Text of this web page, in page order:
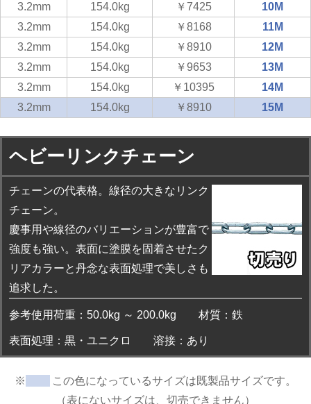
3.2mm
154.0kg ￥7425
10M
3.2mm
154.0kg ￥8168
11M
3.2mm
154.0kg ￥8910
12M
3.2mm
154.0kg ￥9653
13M
3.2mm
154.0kg ￥10395
14M
3.2mm
154.0kg ￥8910 15M
ヘビーリンクチェーン
チェーンの代表格。線径の大きなリンク
チェーン。
慶事用や線径のバリエーションが豊富で
強度も強い。表面に塗膜を固着させたク
リアカラーと丹念な表面処理で美しさも
追求した。
参考使用荷重：50.0kg ～ 200.0kg 材質：鉄
表面処理：黒・ ユニクロ 溶接：あり
※
この色になっているサイズは既製品サイズです。
（表にないサイズは、切売できません）